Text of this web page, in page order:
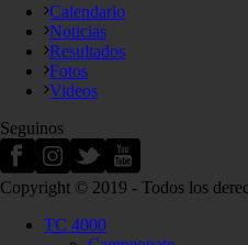
Calendario
Noticias
Resultados
Fotos
Videos
Seguinos
Copyright © 2019 - Todos los
TC 4000